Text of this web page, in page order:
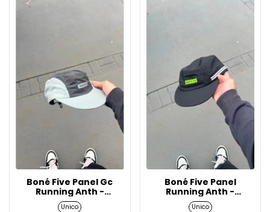
Boné Five Panel Gc
Running Anth -
Preto/Cinza
Unico
Boné Five Panel
Running Anth -
Preto/Verde
Unico